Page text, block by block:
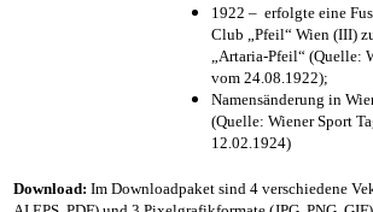
1922 – erfolgte eine
Club „Pfeil“ Wien (III)
„Artaria-Pfeil“ (Quelle:
vom 24.08.1922);
Namensänderung in
(Quelle: Wiener Sport
12.02.1924)
Download: Im Downloadpaket sind 4 verschiedene